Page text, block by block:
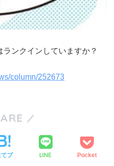
ンクインしていますか？
column/252673
ブ LINE Pocket